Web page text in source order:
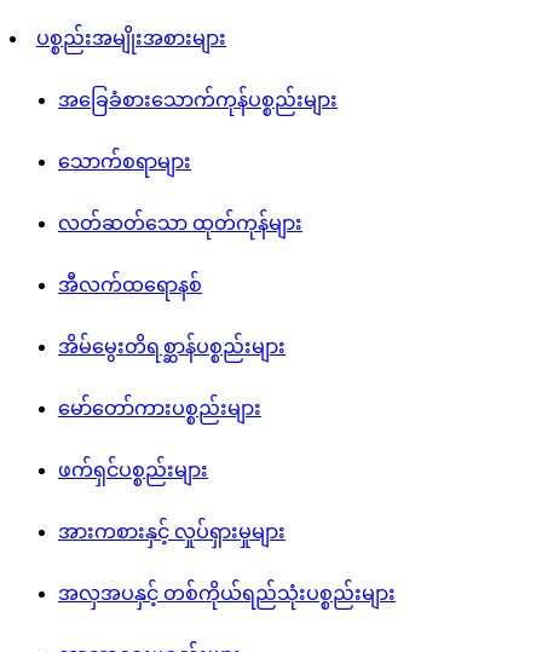
ဝင်ရောက်ပါ/စာရင်းသွင်းပါ
ပစ္စည်းအမျိုးအစားများ
အခြေခံစားသောက်ကုန်ပစ္စည်းများ
လတ်ဆတ်သော ထုတ်ကုန်များ
အီလက်ထရောနစ်
အိမ်မွေးတိရစ္ဆာန်ပစ္စည်းများ
မော်တော်ကားပစ္စည်းများ
ဖက်ရှင်ပစ္စည်းများ
အားကစားနှင့် လှုပ်ရှားမှုများ